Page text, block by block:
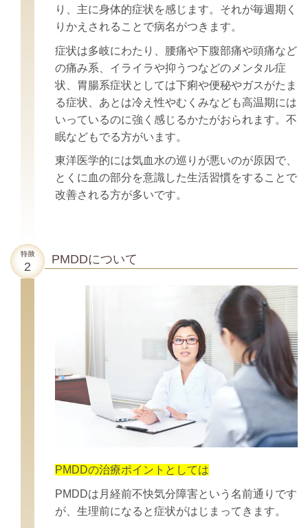
り、主に身体的症状を感じます。それが毎週期く
りかえされることで病名がつきます。
症状は多岐にわたり、腰痛や下腹部痛や頭痛など
の痛み系、イライラや抑うつなどのメンタル症
状、胃腸系症状としては下痢や便秘やガスがたま
る症状、あとは冷え性やむくみなども高温期には
いっているのに強く感じるかたがおられます。不
眠などもでる方がいます。
東洋医学的には気血水の巡りが悪いのが原因で、
とくに血の部分を意識した生活習慣をすることで
改善される方が多いです。
PMDDについて
PMDDの治療ポイントとしては
PMDDは月経前不快気分障害という名前通りです
が、生理前になると症状がはじまってきます。